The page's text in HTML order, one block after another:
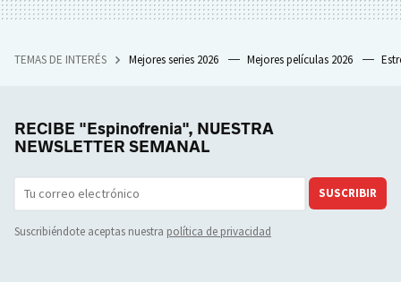
TEMAS DE INTERÉS Mejores series 2026 Mejores películas 2026
RECIBE "Espinofrenia", NUESTRA
NEWSLETTER SEMANAL
SUSCRIBIR
Suscribiéndote aceptas nuestra política de privacidad